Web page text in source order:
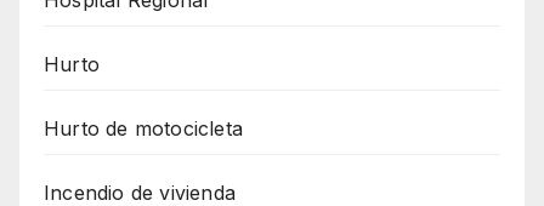
Hurto
Hurto de motocicleta
Incendio de vivienda